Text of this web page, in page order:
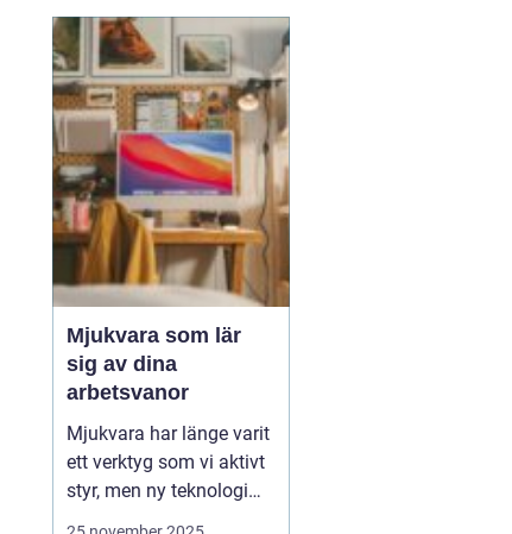
överväldigande, och
kliniksystem för en
veterinär blir verktyget
som underlättar denna
börda. G...
Mjukvara som lär
sig av dina
arbetsvanor
Mjukvara har länge varit
ett verktyg som vi aktivt
styr, men ny teknologi
gör att program idag kan